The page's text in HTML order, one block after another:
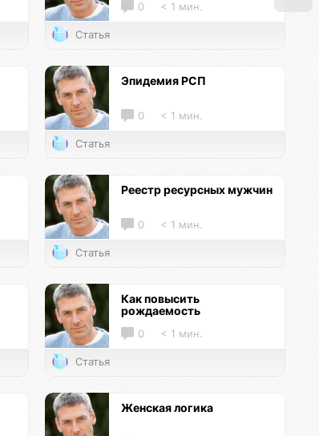
0 < 1 мин.
Статья
Эпидемия РСП
0 < 1 мин.
Статья
Реестр ресурсных мужчин
0 < 1 мин.
Статья
Как повысить
рождаемость
0 < 1 мин.
Статья
Женская логика